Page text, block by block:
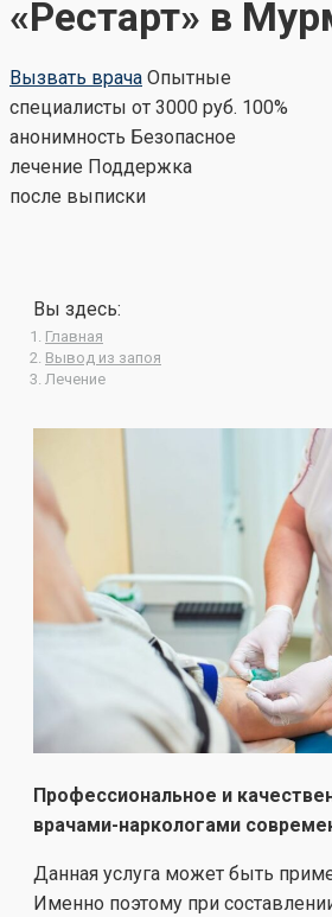
«Рестарт» в
Вызвать врача Опытные
специалисты от 3000 руб. 100%
анонимность Безопасное
лечение Поддержка
после выписки
Вы здесь:
Главная
Вывод из запоя
Лечение
Профессиональное и
врачами-наркологами
Данная услуга может быть
Именно поэтому при